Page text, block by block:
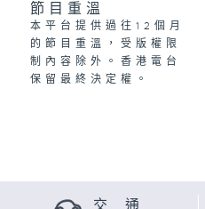
節目重溫
本平台提供過往12個月
的節目重溫，受版權限
制內容除外。香港電台
保留最終決定權。